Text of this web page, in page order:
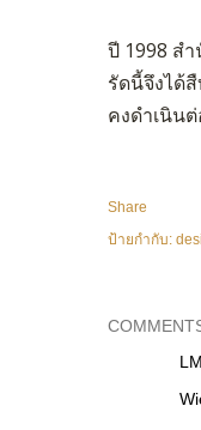
ปี 1998 ส
รัดนี้จึงได้
คงดำเนิน
Share
ป้ายกำกับ: